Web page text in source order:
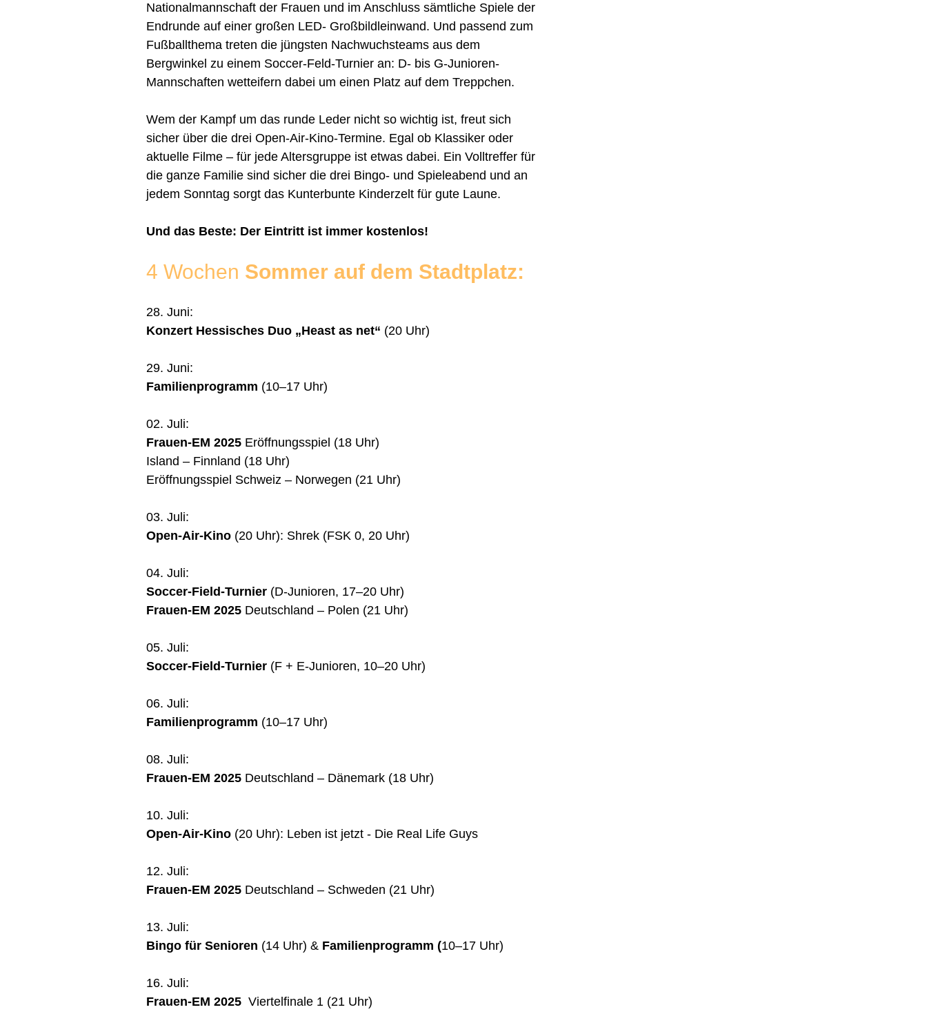
Nationalmannschaft der Frauen und im Anschluss sämtliche Spiele der
Endrunde auf einer großen LED- Großbildleinwand. Und passend zum
Fußballthema treten die jüngsten Nachwuchsteams aus dem
Bergwinkel zu einem Soccer-Feld-Turnier an: D- bis G-Junioren-
Mannschaften wetteifern dabei um einen Platz auf dem Treppchen.
Wem der Kampf um das runde Leder nicht so wichtig ist, freut sich
sicher über die drei Open-Air-Kino-Termine. Egal ob Klassiker oder
aktuelle Filme – für jede Altersgruppe ist etwas dabei. Ein Volltreffer für
die ganze Familie sind sicher die drei Bingo- und Spieleabend und an
jedem Sonntag sorgt das Kunterbunte Kinderzelt für gute Laune.
Und das Beste: Der Eintritt ist immer kostenlos!
4 Wochen Sommer auf dem Stadtplatz:
28. Juni:
Konzert Hessisches Duo „Heast as net“ (20 Uhr)
29. Juni:
Familienprogramm (10–17 Uhr)
02. Juli:
Frauen-EM 2025 Eröffnungsspiel (18 Uhr)
Island – Finnland (18 Uhr)
Eröffnungsspiel Schweiz – Norwegen (21 Uhr)
03. Juli:
Open-Air-Kino (20 Uhr): Shrek (FSK 0, 20 Uhr)
04. Juli:
Soccer-Field-Turnier (D-Junioren, 17–20 Uhr)
Frauen-EM 2025 Deutschland – Polen (21 Uhr)
05. Juli:
Soccer-Field-Turnier (F + E-Junioren, 10–20 Uhr)
06. Juli:
Familienprogramm (10–17 Uhr)
08. Juli:
Frauen-EM 2025 Deutschland – Dänemark (18 Uhr)
10. Juli:
Open-Air-Kino (20 Uhr): Leben ist jetzt - Die Real Life Guys
12. Juli:
Frauen-EM 2025 Deutschland – Schweden (21 Uhr)
13. Juli:
Bingo für Senioren (14 Uhr) & Familienprogramm (10–17 Uhr)
16. Juli:
Frauen-EM 2025 Viertelfinale 1 (21 Uhr)